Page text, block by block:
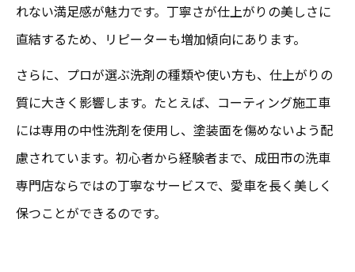
れない満足感が魅力です。丁寧さが仕上がりの美しさに
直結するため、リピーターも増加傾向にあります。
さらに、プロが選ぶ洗剤の種類や使い方も、仕上がりの
質に大きく影響します。たとえば、コーティング施工車
には専用の中性洗剤を使用し、塗装面を傷めないよう配
慮されています。初心者から経験者まで、成田市の洗車
専門店ならではの丁寧なサービスで、愛車を長く美しく
保つことができるのです。